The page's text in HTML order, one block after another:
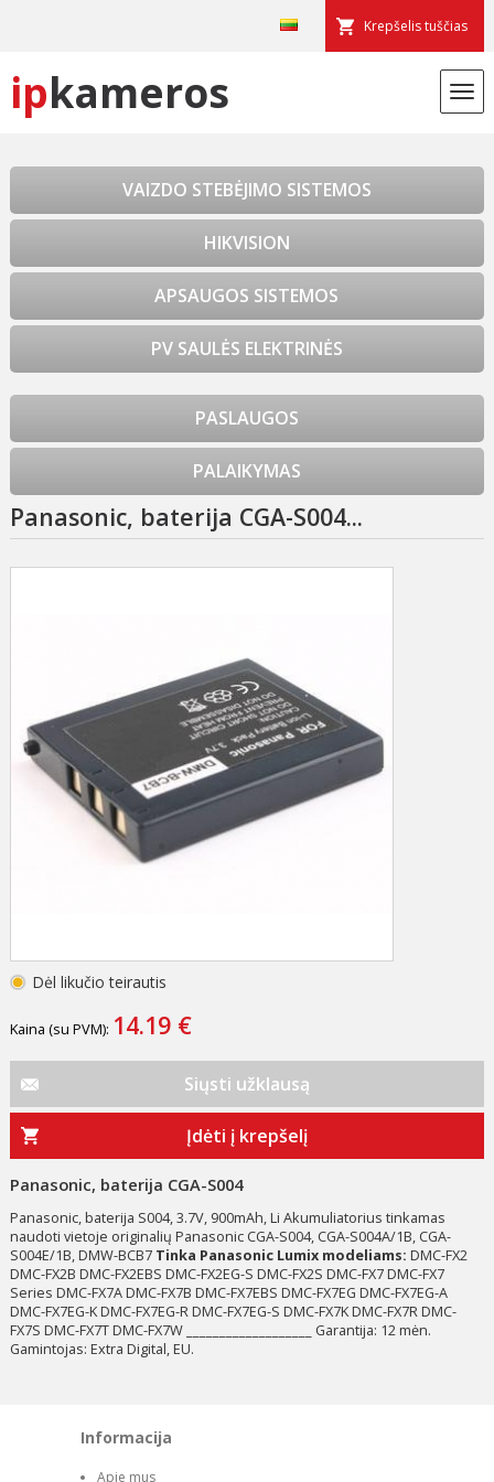
Krepšelis tuščias
ipkameros
VAIZDO STEBĖJIMO SISTEMOS
HIKVISION
APSAUGOS SISTEMOS
PV SAULĖS ELEKTRINĖS
PASLAUGOS
PALAIKYMAS
Panasonic, baterija CGA-S004...
Dėl likučio teirautis
Kaina (su PVM): 14.19 €
Siųsti užklausą
Įdėti į krepšelį
Panasonic, baterija CGA-S004
Panasonic, baterija S004, 3.7V, 900mAh, Li Akumuliatorius tinkamas
naudoti vietoje originalių Panasonic CGA-S004, CGA-S004A/1B, CGA-
S004E/1B, DMW-BCB7 Tinka Panasonic Lumix modeliams: DMC-FX2
DMC-FX2B DMC-FX2EBS DMC-FX2EG-S DMC-FX2S DMC-FX7 DMC-FX7
Series DMC-FX7A DMC-FX7B DMC-FX7EBS DMC-FX7EG DMC-FX7EG-A
DMC-FX7EG-K DMC-FX7EG-R DMC-FX7EG-S DMC-FX7K DMC-FX7R DMC-
FX7S DMC-FX7T DMC-FX7W ___________________ Garantija: 12 mėn.
Gamintojas: Extra Digital, EU.
Informacija
Apie mus